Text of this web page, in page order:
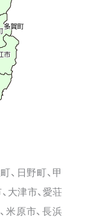
、日野町、甲
大津市、愛荘
米原市、長浜